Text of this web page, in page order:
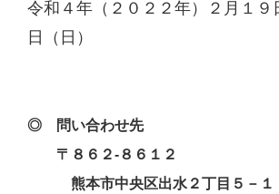
令和４年（２０２２年）２月１９
日（日）
◎ 問い合わせ先
〒８６２-８６１２
熊本市中央区出水２丁目５－１